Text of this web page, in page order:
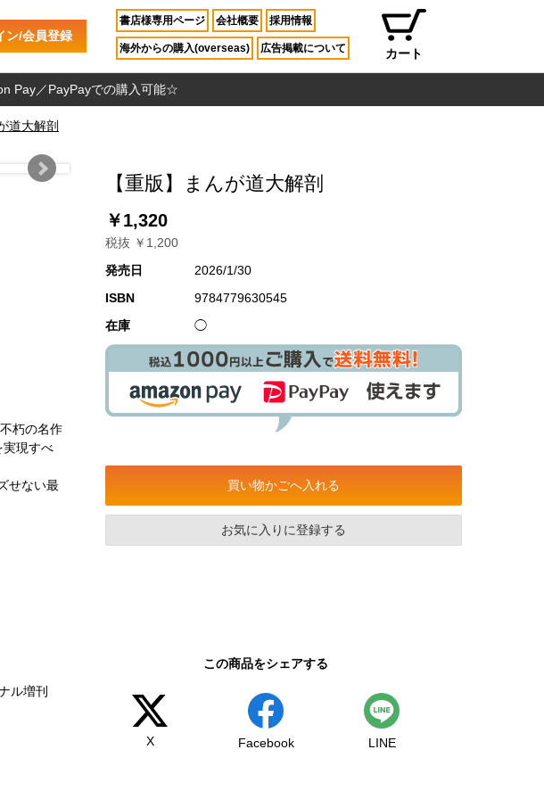
ン/会員登録
書店様専用ページ 会社概要 採用情報
海外からの購入(overseas) 広告掲載について カート
Pay／PayPayでの購入可能☆
道大解剖
朽の名作
現すべ
せない最
ル増刊
【重版】まんが道大解剖
￥1,320
税抜 ￥1,200
発売日
2026/1/30
ISBN
9784779630545
在庫
◯
買い物かごへ入れる
お気に入りに登録する
この商品をシェアする
X Facebook LINE